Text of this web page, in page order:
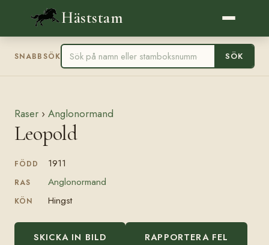
Häststam
SNABBSÖK SÖK
Raser › Anglonormand
Leopold
FÖDD 1911
RAS Anglonormand
KÖN Hingst
SKICKA IN BILD RAPPORTERA FEL